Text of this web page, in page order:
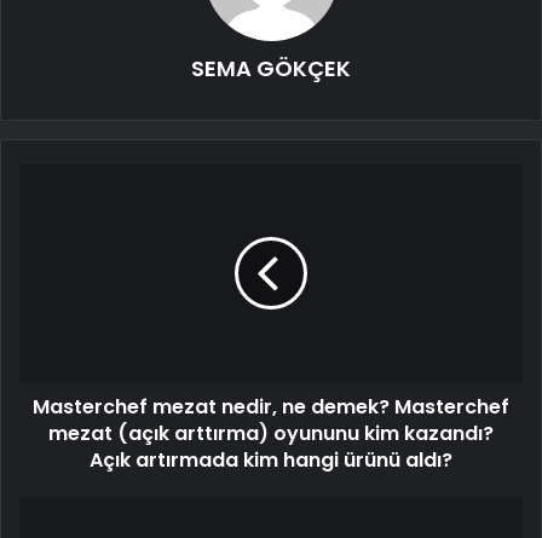
SEMA GÖKÇEK
Masterchef mezat nedir, ne demek? Masterchef
mezat (açık arttırma) oyununu kim kazandı?
Açık artırmada kim hangi ürünü aldı?